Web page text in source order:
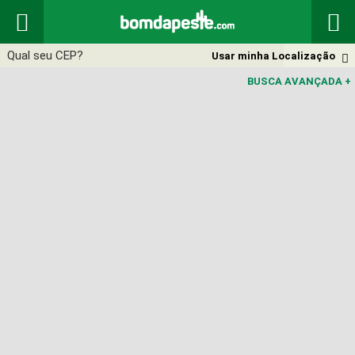
 

Usar minha Localização
BUSCA AVANÇADA +